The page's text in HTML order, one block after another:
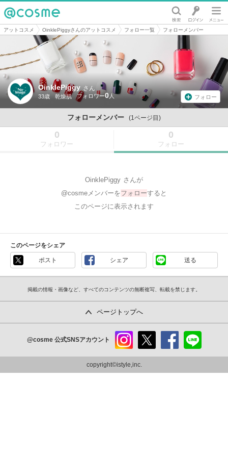
@cosme
アットコスメ OinklePiggyさんのアットコスメ フォロー一覧 フォローメンバー
OinklePiggy さん
33歳 乾燥肌 0 フォロー
フォローメンバー (1ページ目)
0
フォロワー
0
フォロー
OinklePiggy さんが
@cosmeメンバーをフォローすると
このページに表示されます
このページをシェア
ポスト シェア 送る
掲載の情報・画像など、すべてのコンテンツの無断複写、転載を禁じます。
ページトップへ
@cosme 公式SNSアカウント
ram
copyright©istyle,inc.